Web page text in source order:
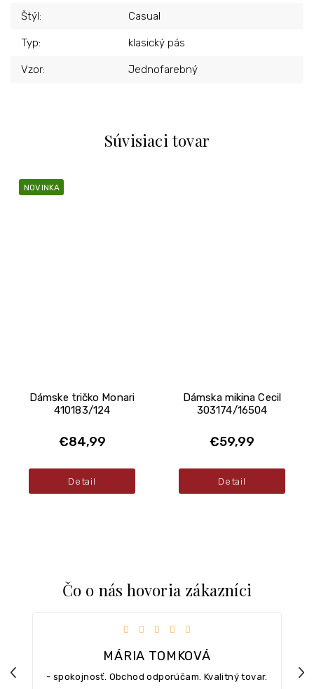
Súvisiaci tovar
NOVINKA
Dámske tričko Monari
410183/124
€84,99
Detail
Dámska mikina Cecil
303174/16504
€59,99
Detail
Štýl: Casual
Typ: klasický pás
Vzor: Jednofarebný
Čo o nás hovoria zákazníci
Previous
MÁRIA TOMKOVÁ
Hodnotenie obchodu je 5 z 5 hviezdičiek.
- spokojnosť. Obchod odporúčam. Kvalitný tovar.